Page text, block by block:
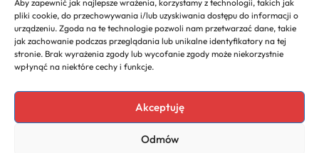
Aby zapewnić jak najlepsze wrażenia, korzystamy z technologii, takich jak
pliki cookie, do przechowywania i/lub uzyskiwania dostępu do informacji o
urządzeniu. Zgoda na te technologie pozwoli nam przetwarzać dane, takie
jak zachowanie podczas przeglądania lub unikalne identyfikatory na tej
stronie. Brak wyrażenia zgody lub wycofanie zgody może niekorzystnie
wpłynąć na niektóre cechy i funkcje.
Akceptuję
Odmów
sekret idealnego obiadu
NEXT
Najlepsze przepisy na kruche ciasta z owocami –
Copyright 2026. All rights